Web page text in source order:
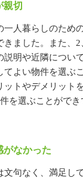
親切
人暮らしのため
ました。また、
明や近隣につい
よい物件を選ぶ
トやデメリット
を選ぶことができ
がなかった
句なく、満足し